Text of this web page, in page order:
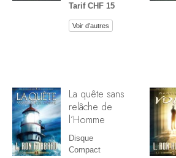
Tarif CHF 15
Voir d’autres
La quête sans
relâche de
l’Homme
Disque
Compact